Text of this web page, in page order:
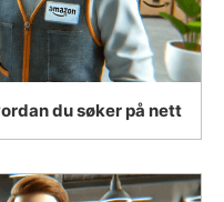
du søker på nett